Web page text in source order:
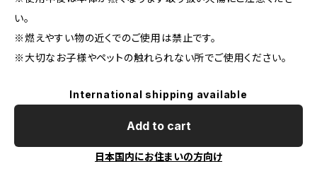
い。
※燃えやすい物の近くでのご使用は禁止です。
※大切なお子様やペットの触れられない所でご使用ください。
International shipping available
Add to cart
日本国内にお住まいの方向け